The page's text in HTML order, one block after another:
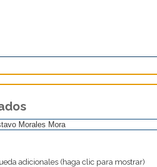
adicionales (haga clic para mostrar)